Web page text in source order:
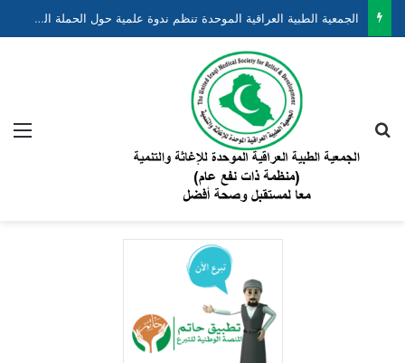
الجمعية الطبية العراقية الموحدة تنظم ندوة علمية حول الحملة الوطنية لتقليل وفيات الأطفال حديثي الولادة والخدج ضمن مشروع “نبضهم أملنا”